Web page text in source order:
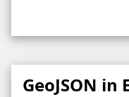
GeoJSON in